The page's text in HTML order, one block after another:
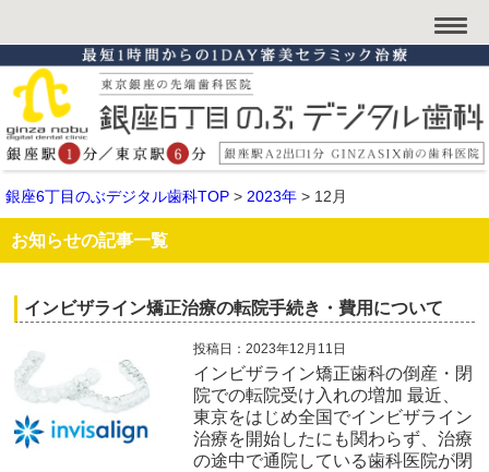
銀座6丁目のぶデジタル歯科TOP > 2023年 > 12月
お知らせの記事一覧
インビザライン矯正治療の転院手続き・費用について
投稿日：2023年12月11日
インビザライン矯正歯科の倒産・閉
院での転院受け入れの増加 最近、
東京をはじめ全国でインビザライン
治療を開始したにも関わらず、治療
の途中で通院している歯科医院が閉